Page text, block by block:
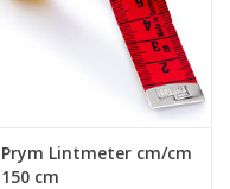
Prym Lintmeter cm/cm
150 cm